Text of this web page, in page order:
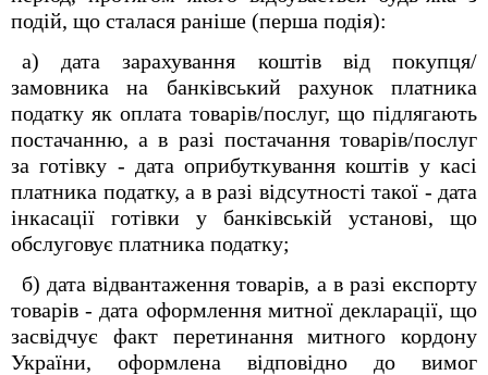
подій, що сталася раніше (перша подія):
а) дата зарахування коштів від покупця/
замовника на банківський рахунок платника
податку як оплата товарів/послуг, що підлягають
постачанню, а в разі постачання товарів/послуг
за готівку - дата оприбуткування коштів у касі
платника податку, а в разі відсутності такої - дата
інкасації готівки у банківській установі, що
обслуговує платника податку;
б) дата відвантаження товарів, а в разі експорту
товарів - дата оформлення митної декларації, що
засвідчує факт перетинання митного кордону
України, оформлена відповідно до вимог